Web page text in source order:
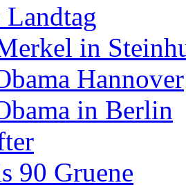
Landtag
in
Hannover
in Berlin
90 Gruene